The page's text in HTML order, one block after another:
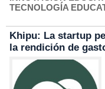
TECNOLOGÍA
Khipu: La startup
la rendición de